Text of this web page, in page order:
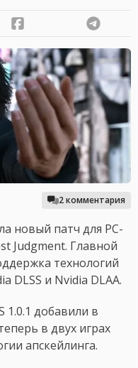
2 комментария
новый патч для PC-
Judgment. Главной
технологий
DLSS и Nvidia DLAA.
1.0.1 добавили в
в двух играх
апскейлинга.